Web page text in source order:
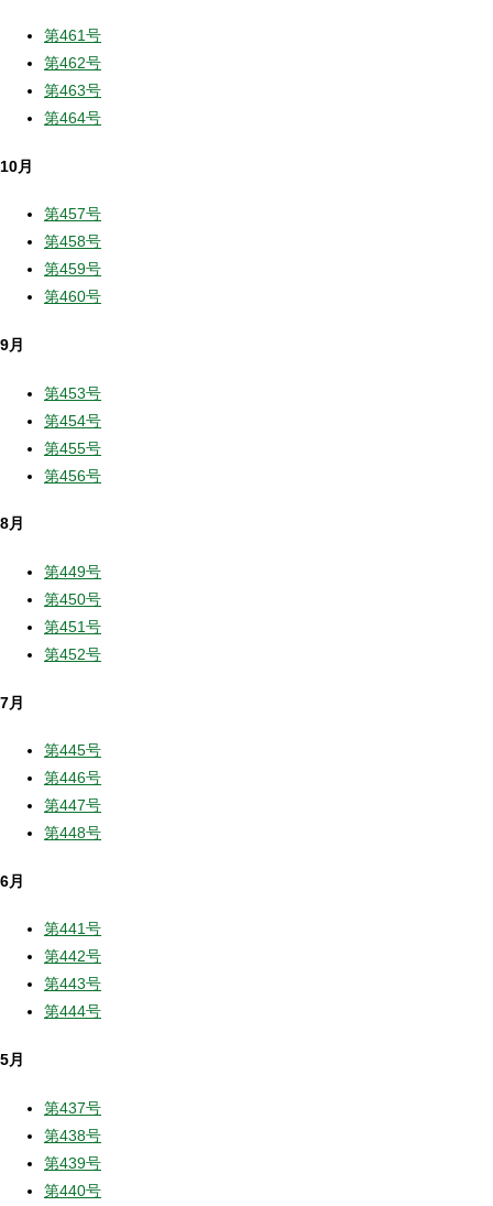
第461号
第462号
第463号
第464号
10月
第457号
第458号
第459号
第460号
9月
第453号
第454号
第455号
第456号
8月
第449号
第450号
第451号
第452号
7月
第445号
第446号
第447号
第448号
6月
第441号
第442号
第443号
第444号
5月
第437号
第438号
第439号
第440号